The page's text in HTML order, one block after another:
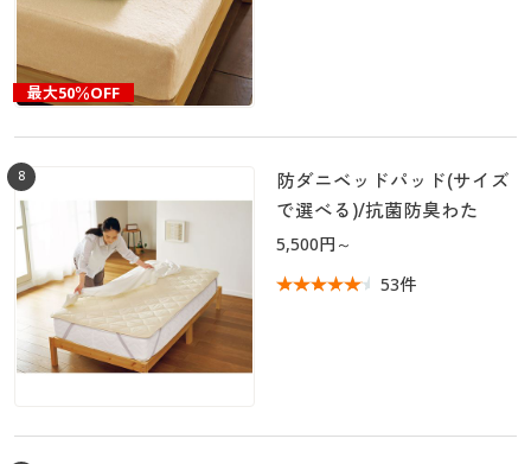
最大50％OFF
8
防ダニベッドパッド(サイズ
で選べる)/抗菌防臭わた
5,500円～
53件